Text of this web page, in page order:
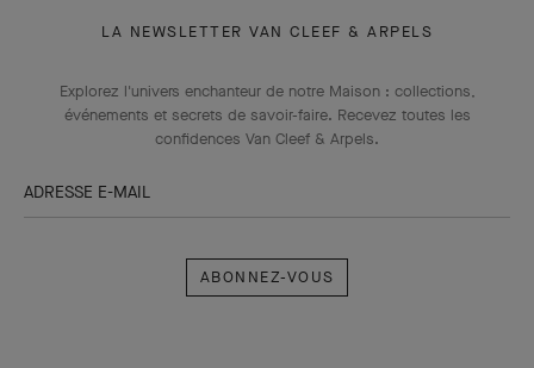
LA NEWSLETTER VAN CLEEF & ARPELS
Explorez l'univers enchanteur de notre Maison : collections,
événements et secrets de savoir-faire. Recevez toutes les
confidences Van Cleef & Arpels​.
ADRESSE E-MAIL
vous